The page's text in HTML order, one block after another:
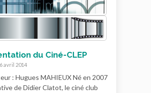
du Ciné-CLEP
avril 2014
: Hugues MAHIEUX Né en 2007
de Didier Clatot, le ciné club